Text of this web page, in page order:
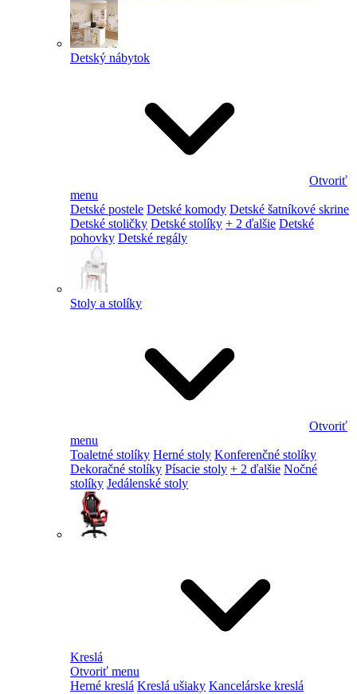
Detský nábytok
Otvoriť
menu
Detské postele Detské komody Detské šatníkové skrine
Detské stoličky Detské stolíky + 2 ďalšie Detské
pohovky Detské regály
Stoly a stolíky
Otvoriť
menu
Toaletné stolíky Herné stoly Konferenčné stolíky
Dekoračné stolíky Písacie stoly + 2 ďalšie Nočné
stolíky Jedálenské stoly
Kreslá
Otvoriť menu
Herné kreslá Kreslá ušiaky Kancelárske kreslá